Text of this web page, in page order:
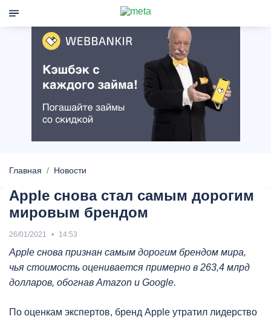
Главная Новости
Apple снова стал самым дорогим
мировым брендом
26/01/2021 14:53
Apple снова признан самым дорогим брендом мира,
чья стоимость оценивается примерно в 263,4 млрд
долларов, обогнав Amazon и Google.
По оценкам экспертов, бренд Apple утратил лидерство